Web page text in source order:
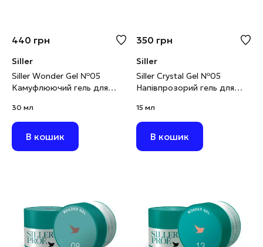
440 грн
Siller
Siller Wonder Gel №05
Камуфлюючий гель для
рожевий, 30 мл
30 мл
В кошик
350 грн
Siller
Siller Crystal Gel №05
Напівпрозорий гель для
блискітками, 15 мл
15 мл
В кошик